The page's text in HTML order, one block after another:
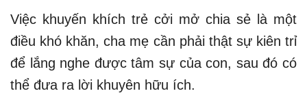
Việc khuyến khích trẻ cởi mở chia sẻ là một
điều khó khăn, cha mẹ cần phải thật sự kiên trỉ
để lắng nghe được tâm sự của con, sau đó có
thể đưa ra lời khuyên hữu ích.